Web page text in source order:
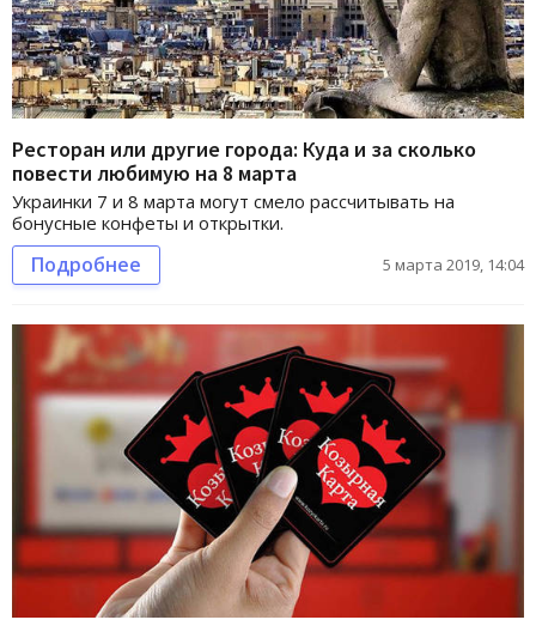
Ресторан или другие города: Куда и за сколько
повести любимую на 8 марта
Украинки 7 и 8 марта могут смело рассчитывать на
бонусные конфеты и открытки.
Подробнее 5 марта 2019, 14:04